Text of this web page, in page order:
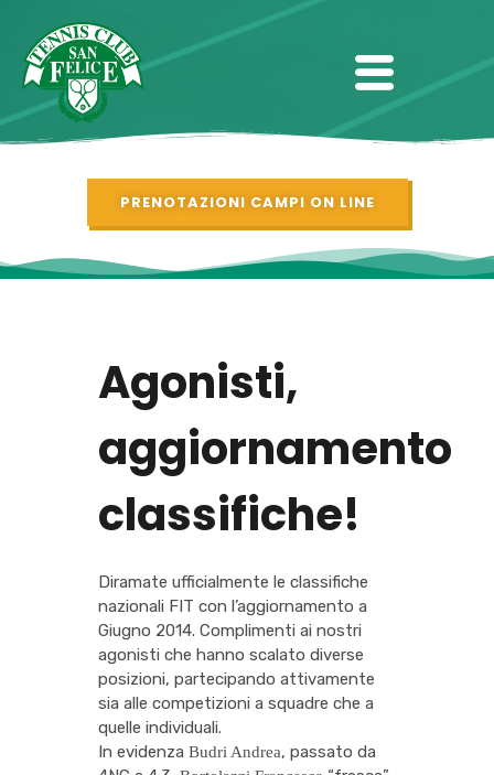
PRENOTAZIONI CAMPI ON LINE
Agonisti,
aggiornamento
classifiche!
Diramate ufficialmente le classifiche
nazionali FIT con l’aggiornamento a
Giugno 2014. Complimenti ai nostri
agonisti che hanno scalato diverse
posizioni, partecipando attivamente
sia alle competizioni a squadre che a
quelle individuali.
In evidenza Budri Andrea, passato da